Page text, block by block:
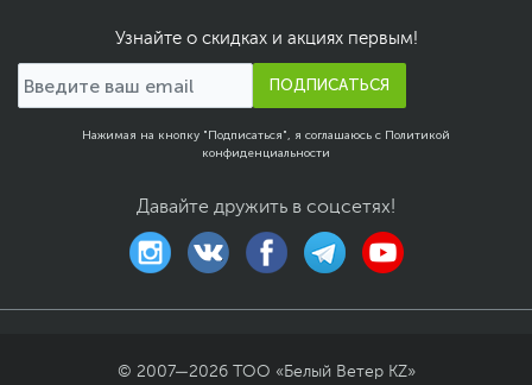
Узнайте о скидках и акциях первым!
ПОДПИСАТЬСЯ
Нажимая на кнопку "Подписаться", я соглашаюсь с Политикой
конфиденциальности
Давайте дружить в соцсетях!
© 2007—2026 ТОО «Белый Ветер KZ»